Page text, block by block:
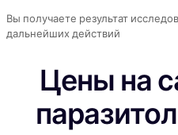
Вы получаете результат
дальнейших действий
Цены на